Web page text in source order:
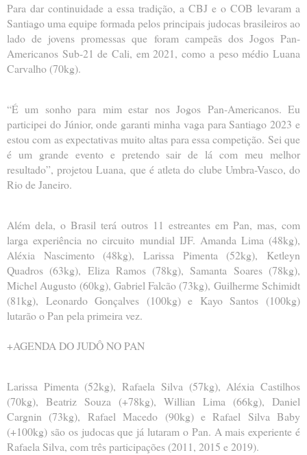
Para dar continuidade a essa tradição, a CBJ e o COB levaram a
Santiago uma equipe formada pelos principais judocas brasileiros ao
lado de jovens promessas que foram campeãs dos Jogos Pan-
Americanos Sub-21 de Cali, em 2021, como a peso médio Luana
Carvalho (70kg).
“É um sonho para mim estar nos Jogos Pan-Americanos. Eu
participei do Júnior, onde garanti minha vaga para Santiago 2023 e
estou com as expectativas muito altas para essa competição. Sei que
é um grande evento e pretendo sair de lá com meu melhor
resultado”, projetou Luana, que é atleta do clube Umbra-Vasco, do
Rio de Janeiro.
Além dela, o Brasil terá outros 11 estreantes em Pan, mas, com
larga experiência no circuito mundial IJF. Amanda Lima (48kg),
Aléxia Nascimento (48kg), Larissa Pimenta (52kg), Ketleyn
Quadros (63kg), Eliza Ramos (78kg), Samanta Soares (78kg),
Michel Augusto (60kg), Gabriel Falcão (73kg), Guilherme Schimidt
(81kg), Leonardo Gonçalves (100kg) e Kayo Santos (100kg)
lutarão o Pan pela primeira vez.
+AGENDA DO JUDÔ NO PAN
Larissa Pimenta (52kg), Rafaela Silva (57kg), Aléxia Castilhos
(70kg), Beatriz Souza (+78kg), Willian Lima (66kg), Daniel
Cargnin (73kg), Rafael Macedo (90kg) e Rafael Silva Baby
(+100kg) são os judocas que já lutaram o Pan. A mais experiente é
Rafaela Silva, com três participações (2011, 2015 e 2019).